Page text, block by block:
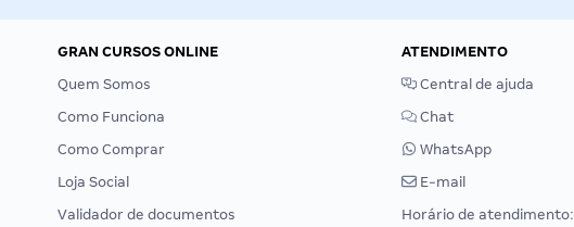
GRAN CURSOS ONLINE
Quem Somos
Como Funciona
Como Comprar
Loja Social
Validador de documentos
ATENDIMENTO
Central de ajuda
Chat
WhatsApp
E-mail
Horário de atendimento: